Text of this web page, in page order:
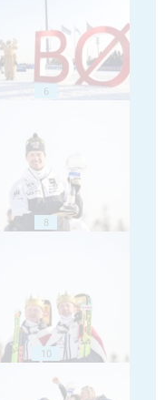
6
8
10